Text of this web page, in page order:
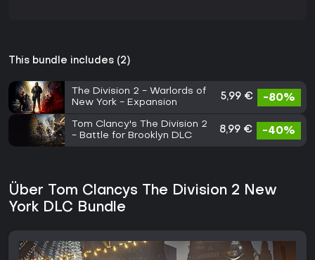
This bundle includes (2)
The Division 2 - Warlords of
New York - Expansion
5,99 € -80%
Tom Clancy's The Division 2
- Battle for Brooklyn DLC
8,99 € -40%
Über Tom Clancys The Division 2 New
York DLC Bundle